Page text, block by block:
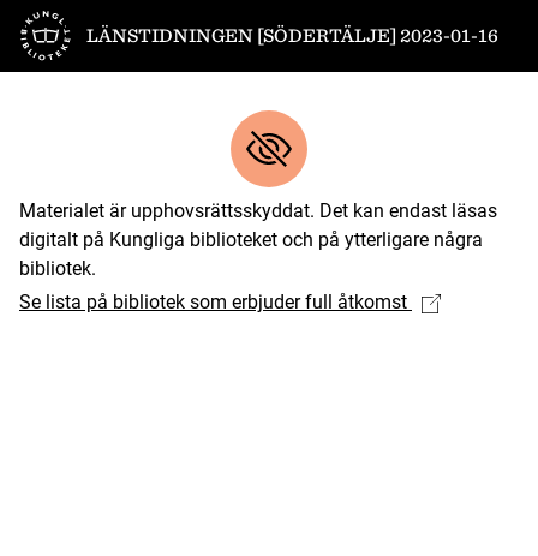
Till startsidan
LÄNSTIDNINGEN [SÖDERTÄLJE] 2023-01-16
Materialet är upphovsrättsskyddat. Det kan endast läsas
digitalt på Kungliga biblioteket och på ytterligare några
bibliotek.
Se lista på bibliotek som erbjuder full åtkomst